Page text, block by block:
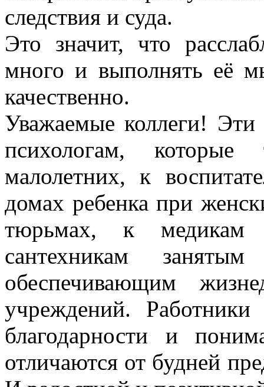
следствия и суда.
Это значит, что
много и выполнять её
качественно.
Уважаемые коллеги!
психологам,
малолетних, к
домах ребенка при
тюрьмах, к медикам
сантехникам
обеспечивающим
учреждений.
благодарности и
отличаются от будней